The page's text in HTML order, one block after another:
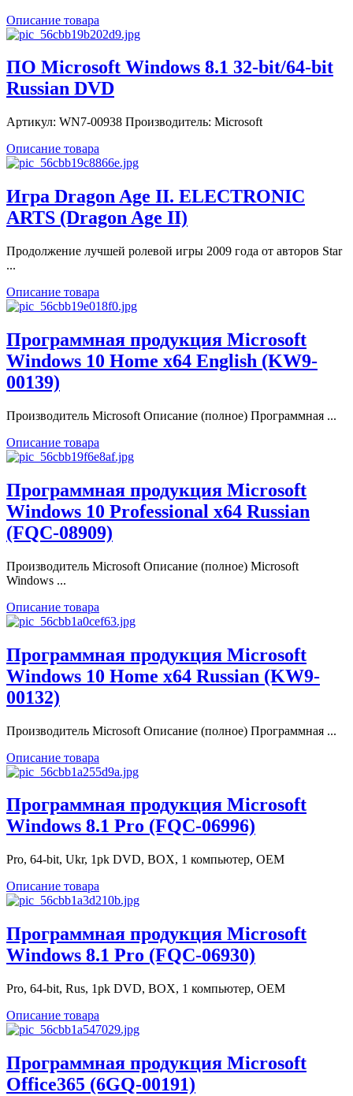
Описание товара
ПО Microsoft Windows 8.1 32-bit/64-bit
Russian DVD
Артикул: WN7-00938 Производитель: Microsoft
Описание товара
Игра Dragon Age II. ELECTRONIC
ARTS (Dragon Age II)
Продолжение лучшей ролевой игры 2009 года от авторов Star
...
Описание товара
Программная продукция Microsoft
Windows 10 Home x64 English (KW9-
00139)
Производитель Microsoft Описание (полное) Программная ...
Описание товара
Программная продукция Microsoft
Windows 10 Professional x64 Russian
(FQC-08909)
Производитель Microsoft Описание (полное) Microsoft
Windows ...
Описание товара
Программная продукция Microsoft
Windows 10 Home x64 Russian (KW9-
00132)
Производитель Microsoft Описание (полное) Программная ...
Описание товара
Программная продукция Microsoft
Windows 8.1 Pro (FQC-06996)
Pro, 64-bit, Ukr, 1pk DVD, BOX, 1 компьютер, OEM
Описание товара
Программная продукция Microsoft
Windows 8.1 Pro (FQC-06930)
Pro, 64-bit, Rus, 1pk DVD, BOX, 1 компьютер, OEM
Описание товара
Программная продукция Microsoft
Office365 (6GQ-00191)